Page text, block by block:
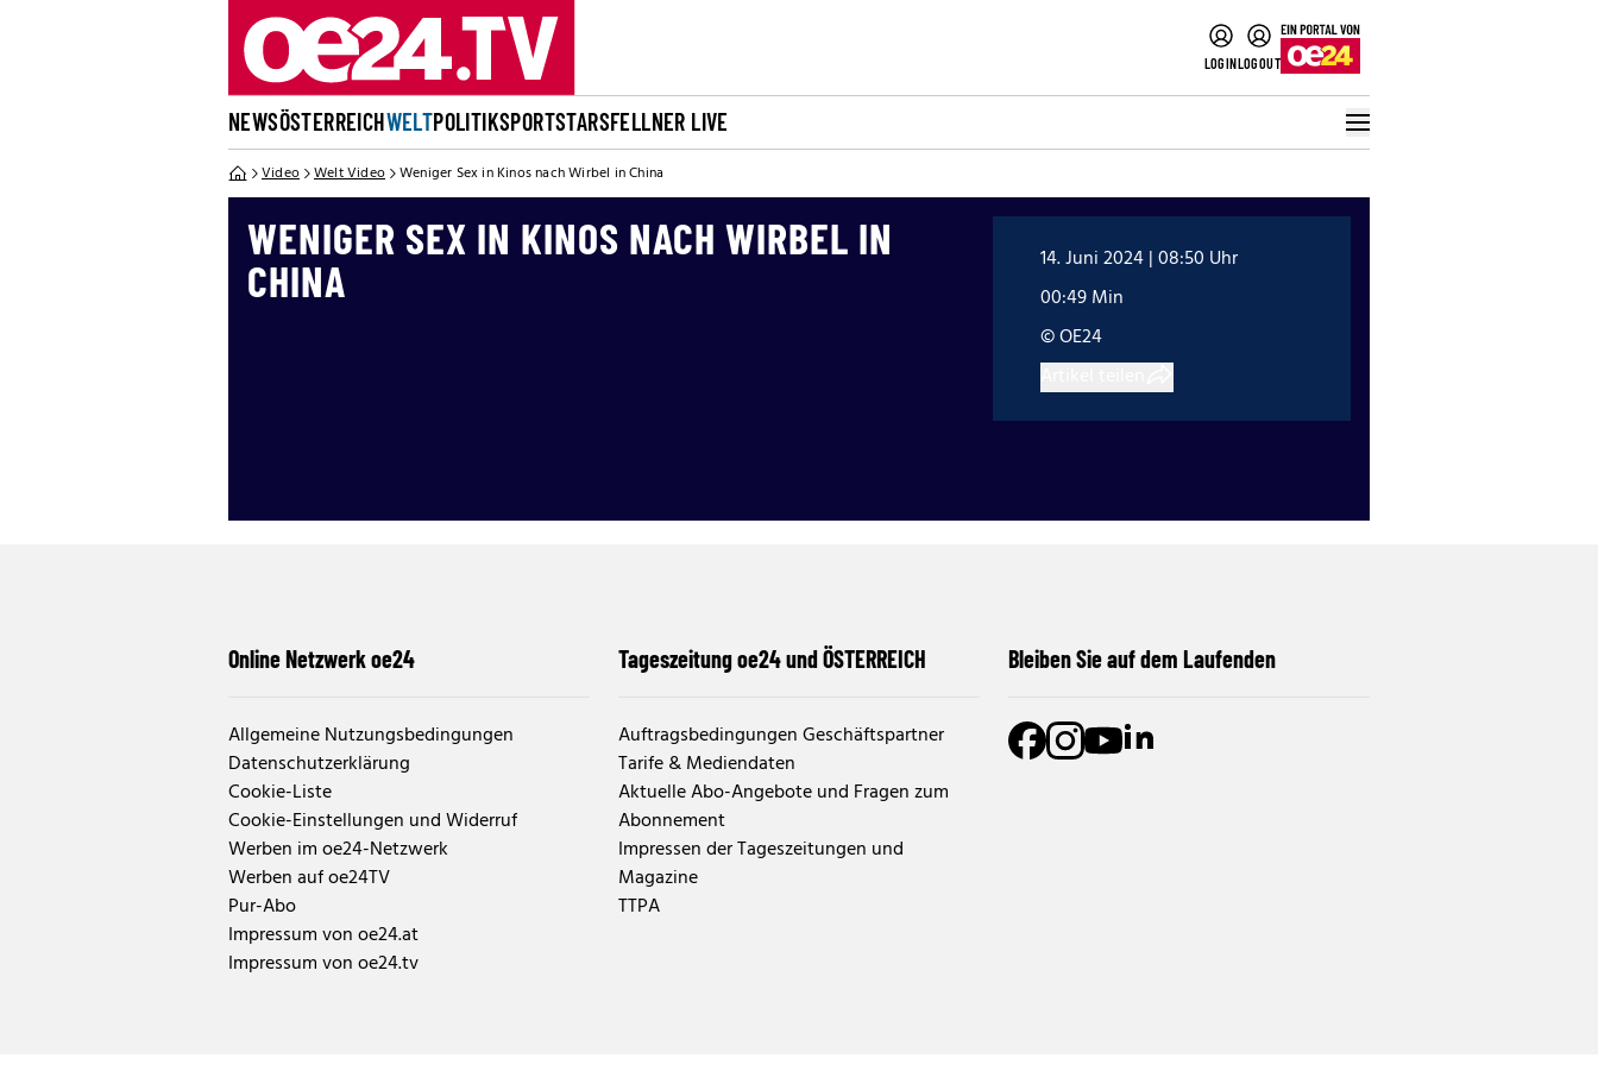
LOGINLOGOUT
NEWSÖSTERREICHWELTPOLITIKSPORTSTARSFELLNER LIVE
Video Welt Video Weniger Sex in Kinos nach Wirbel in China
WENIGER SEX IN KINOS NACH WIRBEL IN
CHINA
14. Juni 2024 | 08:50 Uhr
00:49 Min
© OE24
Online Netzwerk oe24
Allgemeine Nutzungsbedingungen
Datenschutzerklärung
Cookie-Liste
Cookie-Einstellungen und Widerruf
Werben im oe24-Netzwerk
Werben auf oe24TV
Pur-Abo
Impressum von oe24.at
Impressum von oe24.tv
Tageszeitung oe24 und ÖSTERREICH
Auftragsbedingungen Geschäftspartner
Tarife & Mediendaten
Aktuelle Abo-Angebote und Fragen zum
Abonnement
Impressen der Tageszeitungen und
Magazine
TTPA
Bleiben Sie auf dem Laufenden